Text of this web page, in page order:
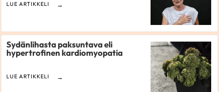
LUE ARTIKKELI
Sydänlihasta paksuntava eli
hypertrofinen kardiomyopatia
LUE ARTIKKELI